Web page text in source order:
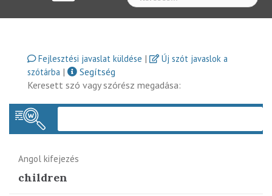
Fejlesztési javaslat küldése |
Új szót javaslok a
szótárba |
Segítség
Keresett szó vagy szórész megadása:
Angol kifejezés
children